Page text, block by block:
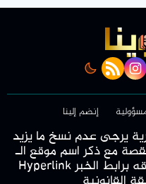
instagram
rss feed
إنضم إلينا
يرجى عدم نسخ ما يزيد
مع ذكر اسم موقع الـ
Hakawina.net الالكتروني وارفاقه برابط الخبر Hyperlink